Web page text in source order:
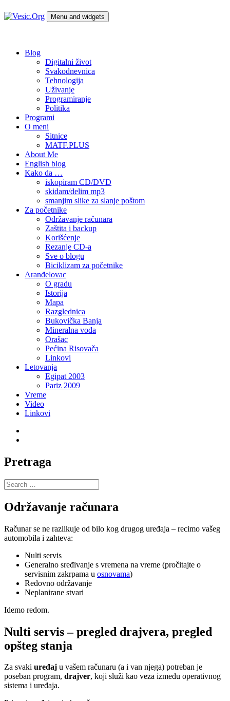
to
Menu and widgets
Blog
Digitalni život
Svakodnevnica
Tehnologija
Uživanje
Programiranje
Politika
Programi
O meni
Sitnice
MATF.PLUS
About Me
English blog
Kako da …
iskopiram CD/DVD
skidam/delim mp3
smanjim slike za slanje poštom
Za početnike
Održavanje računara
Zaštita i backup
Korišćenje
Rezanje CD-a
Sve o blogu
Biciklizam za početnike
Aranđelovac
O gradu
Istorija
Mapa
Razglednica
Bukovička Banja
Mineralna voda
Orašac
Pećina Risovača
Linkovi
Letovanja
Egipat 2003
Pariz 2009
Vreme
Video
Linkovi
Pretraga
Search
for:
Održavanje računara
Računar se ne razlikuje od bilo kog drugog uređaja – recimo vašeg
automobila i zahteva:
Nulti servis
Generalno sređivanje s vremena na vreme (pročitajte o
servisnim zakrpama u osnovama)
Redovno održavanje
Neplanirane stvari
Idemo redom.
Nulti servis – pregled drajvera, pregled
opšteg stanja
Za svaki uređaj u vašem računaru (a i van njega) potreban je
poseban program, drajver, koji služi kao veza između operativnog
sistema i uređaja.